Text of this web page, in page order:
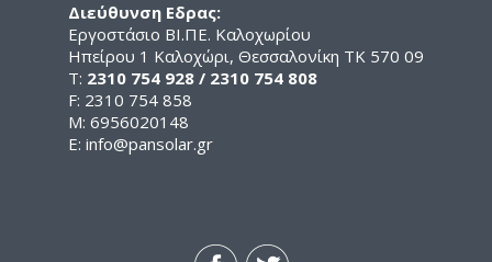
Διεύθυνση Εδρας:
Εργοστάσιο ΒΙ.ΠΕ. Καλοχωρίου
Ηπείρου 1 Καλοχώρι, Θεσσαλονίκη ΤΚ 570 09
Τ: 2310 754 928 / 2310 754 808
F: 2310 754 858
M: 6956020148
E: info@pansolar.gr